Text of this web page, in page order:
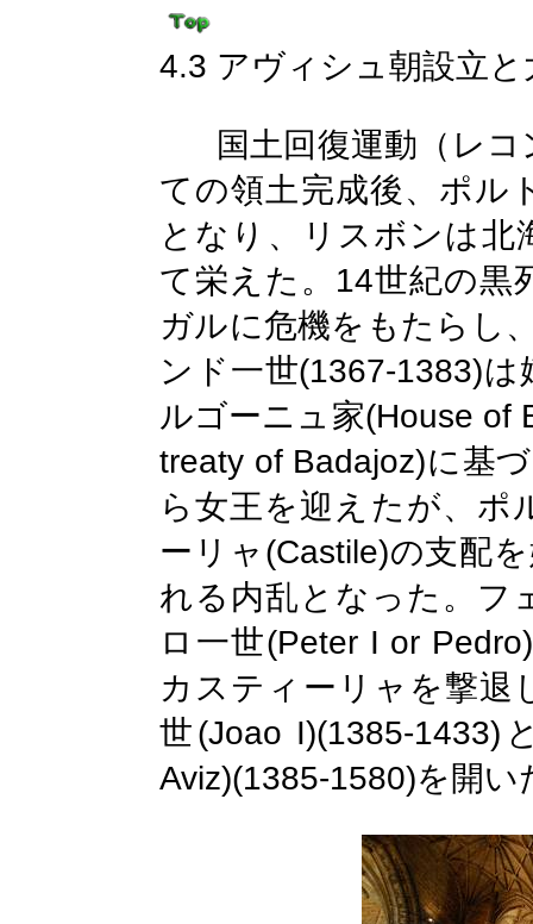
4.3 アヴィシュ朝設立
国土回復運動（ レコ
ての領土完成後、ポル
となり、リスボンは北
て栄えた。 14世紀の黒
ガルに危機をもたらし
ンド一世(1367-1383)は
ルゴーニュ家(House of
treaty of Badajoz)に基
ら女王を迎えたが、ポ
ーリャ (Castile)の支配
れる内乱となった。フ
ロ一世(Peter I or
カスティーリャを撃退
世(Joao I)(1385-1433)
Aviz)(1385-1580)を開い